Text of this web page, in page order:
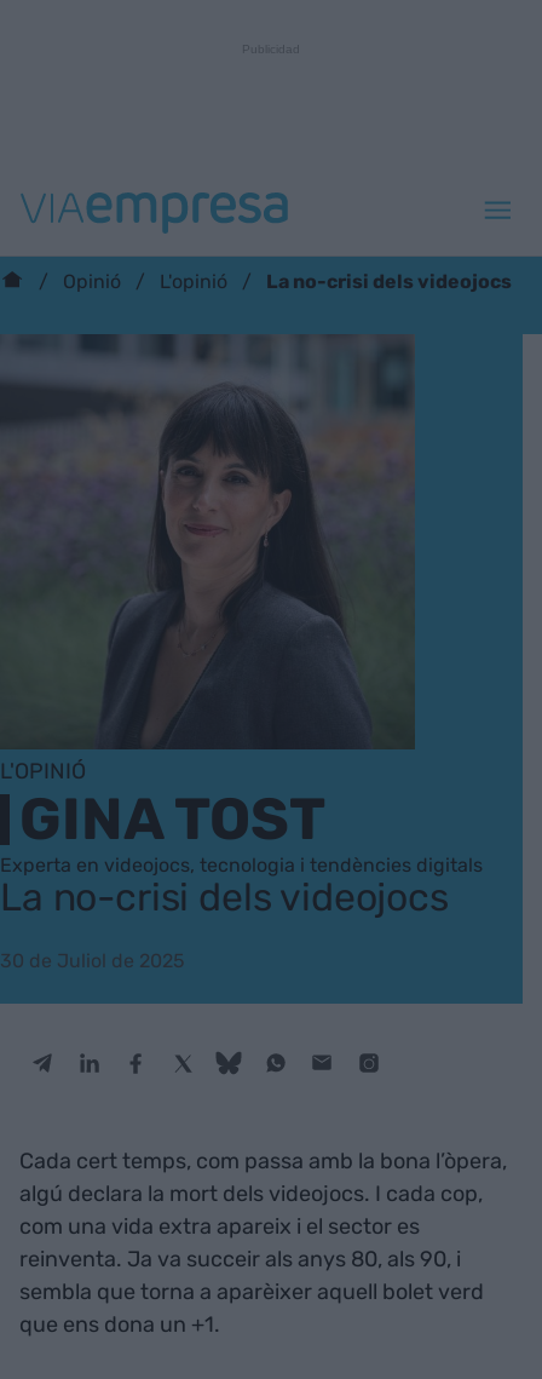
Opinió L'opinió La no-crisi dels videojocs
L'OPINIÓ
GINA TOST
Experta en videojocs, tecnologia i tendències digitals
La no-crisi dels videojocs
30 de Juliol de 2025
Cada cert temps, com passa amb la bona l’òpera,
algú declara la mort dels videojocs. I cada cop,
com una vida extra apareix i el sector es
reinventa. Ja va succeir als anys 80, als 90, i
sembla que torna a aparèixer aquell bolet verd
que ens dona un +1.